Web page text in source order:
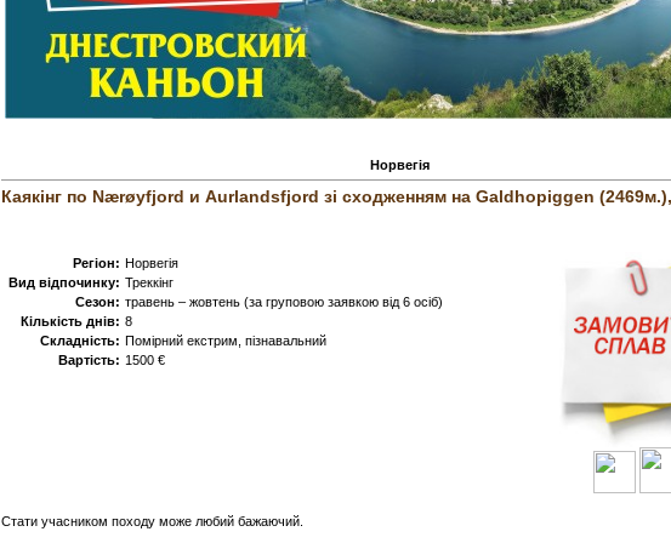
Норвегія
Каякінг по Nærøyfjord и Aurlandsfjord зі сходженням на Galdhopiggen
Регіон: Норвегія
Вид відпочинку: Треккінг
Сезон: травень – жовтень (за груповою заявкою від 6 осіб)
Кількість днів: 8
Складність: Помірний екстрим, пізнавальний
Вартість: 1500 €
Стати учасником походу може любий бажаючий.